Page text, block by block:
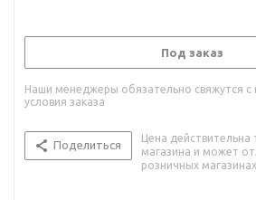
Под заказ
Наши менеджеры обязательно свяжутся с
условия заказа
Поделиться
Цена действительна
магазина и может
розничных магазинах